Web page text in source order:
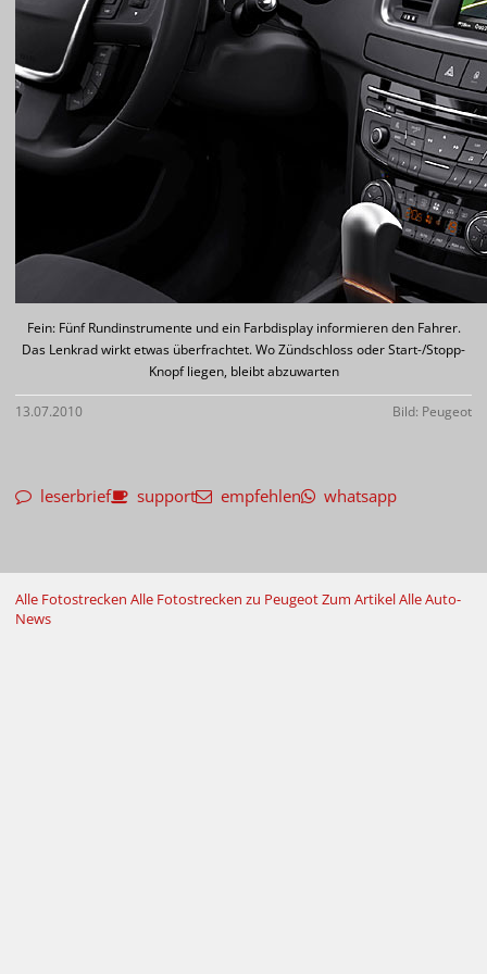
Fein: Fünf Rundinstrumente und ein Farbdisplay informieren den Fahrer.
Das Lenkrad wirkt etwas überfrachtet. Wo Zündschloss oder Start-/Stopp-
Knopf liegen, bleibt abzuwarten
13.07.2010 Bild: Peugeot
leserbrief support empfehlen whatsapp
Alle Fotostrecken Alle Fotostrecken zu PeugeotZum ArtikelAlle Auto-
News